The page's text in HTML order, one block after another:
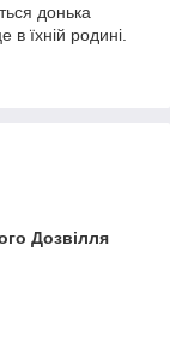
донька
їхній родині.
Дозвілля